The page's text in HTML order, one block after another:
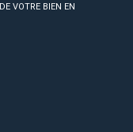
VOTRE BIEN EN